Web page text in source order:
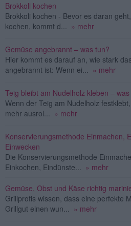
Brokkoli kochen
Brokkoli kochen - Bevor es daran
kochen, kommt d... » mehr
Gemüse angebrannt – was tun?
Hier kommt es darauf an, wie stark
angebrannt ist: Wenn ei... » mehr
Teig bleibt am Nudelholz kleben –
Wenn der Teig am Nudelholz
mehr ausrol... » mehr
Konservierungsmethode Einmachen,
Einwecken
Die Konservierungsmethode
Einkochen, Eindünste... » mehr
Gemüse, Obst und Käse richtig
Grillprofis wissen, dass eine perfekte
Grillgut einen wun... » mehr